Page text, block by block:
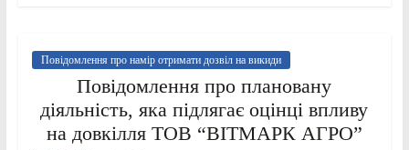
Повідомлення про намір отримати дозвіл на викиди
Повідомлення про плановану
діяльність, яка підлягає оцінці впливу
на довкілля ТОВ “ВІТМАРК АГРО”